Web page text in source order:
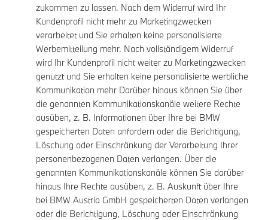
zukommen zu lassen. Nach dem Widerruf wird Ihr
Kundenprofil nicht mehr zu Marketingzwecken
verarbeitet und Sie erhalten keine personalisierte
Werbemitteilung mehr. Nach vollständigem Widerruf
wird Ihr Kundenprofil nicht weiter zu Marketingzwecken
genutzt und Sie erhalten keine personalisierte werbliche
Kommunikation mehr Darüber hinaus können Sie über
die genannten Kommunikationskanäle weitere Rechte
ausüben, z. B. Informationen über Ihre bei BMW
gespeicherten Daten anfordern oder die Berichtigung,
Löschung oder Einschränkung der Verarbeitung Ihrer
personenbezogenen Daten verlangen. Über die
genannten Kommunikationskanäle können Sie darüber
hinaus Ihre Rechte ausüben, z. B. Auskunft über Ihre
bei BMW Austria GmbH gespeicherten Daten verlangen
oder die Berichtigung, Löschung oder Einschränkung